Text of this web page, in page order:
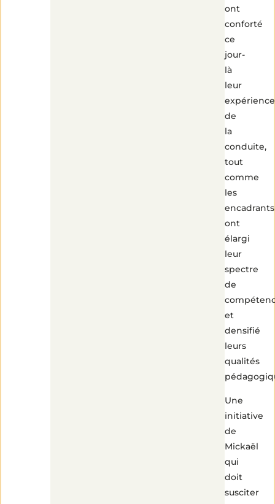
ont
conforté
ce
jour-
là
leur
expérience
de
la
conduite,
tout
comme
les
encadrants
ont
élargi
leur
spectre
de
et
densifié
leurs
qualités
Une
initiative
de
Mickaël
qui
doit
susciter